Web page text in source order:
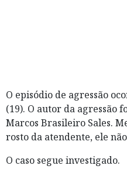
O episódio de agressão
(19). O autor da agressão
Marcos Brasileiro Sales.
rosto da atendente, ele
O caso segue investigado.